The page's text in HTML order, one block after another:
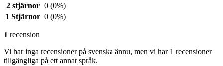
2 stjärnor 0 (0%)
1 Stjärnor 0 (0%)
1 recension
Vi har inga recensioner på svenska ännu, men vi har 1 recensioner
tillgängliga på ett annat språk.